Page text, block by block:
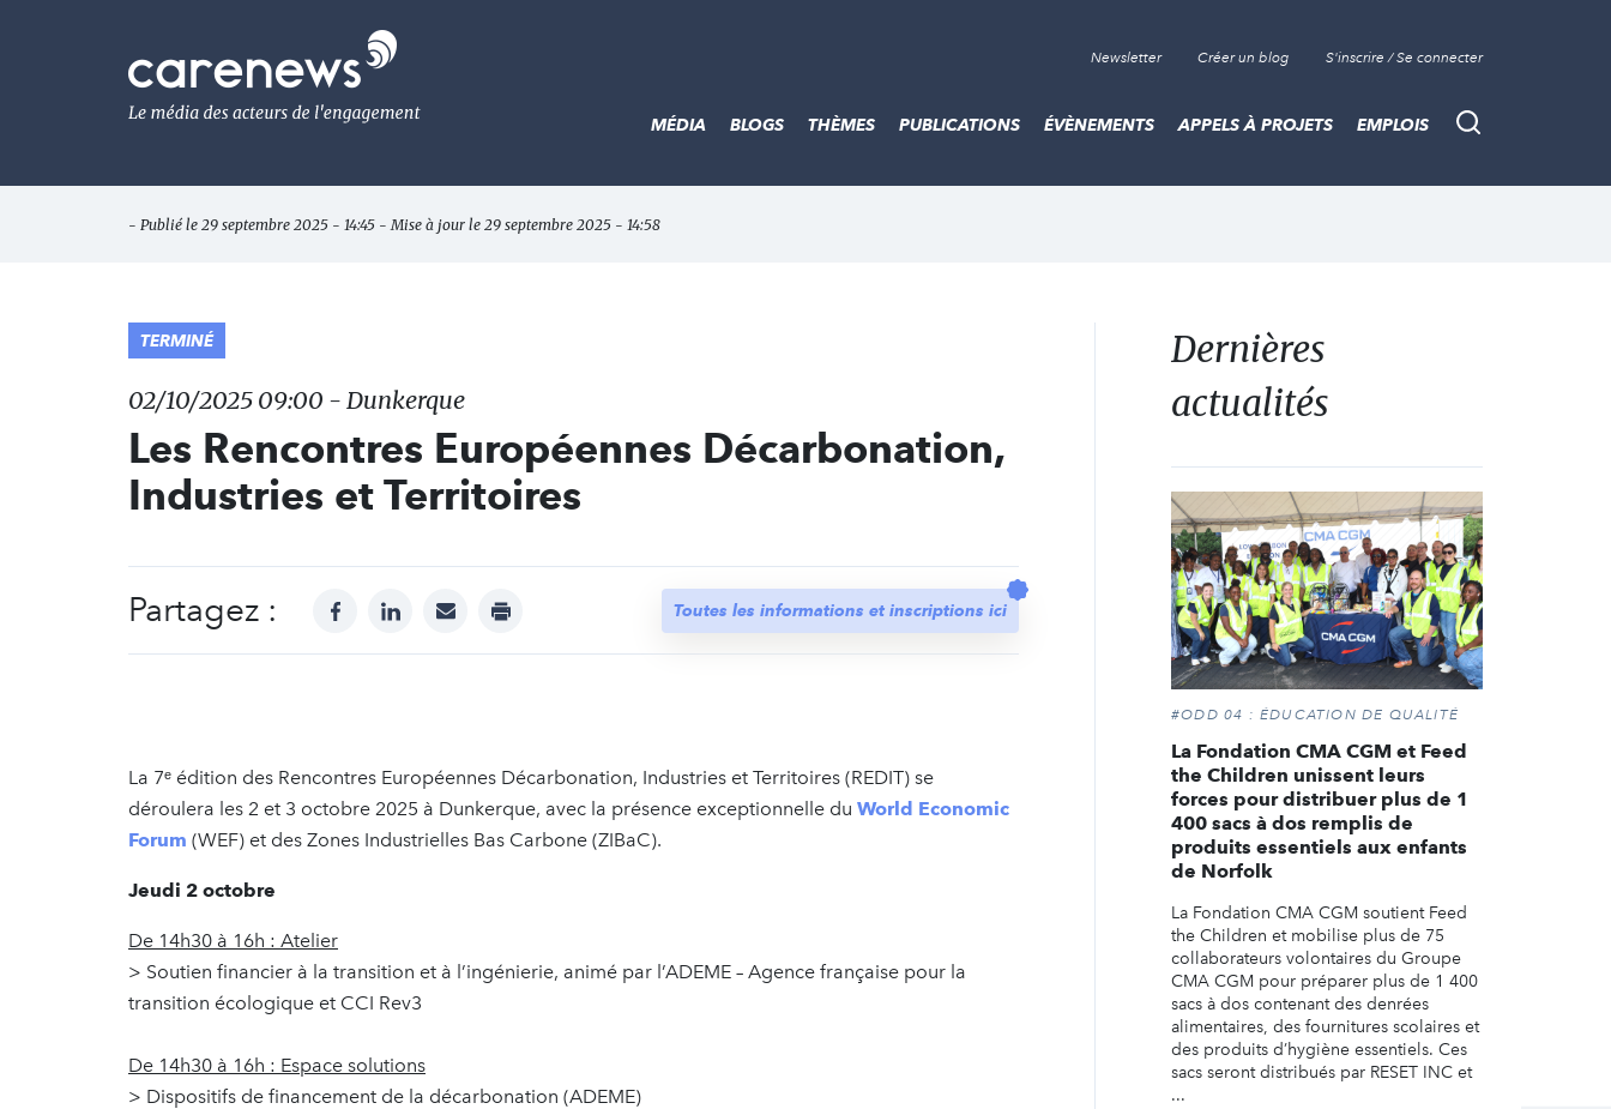
Le
média
de
l'engagement
Newsletter Créer un blog S'inscrire / Se connecter
Recherche
MÉDIA BLOGS THÈMES PUBLICATIONS ÉVÈNEMENTS APPELS À PROJETS EMPLOIS
- Publié le 29 septembre 2025 - 14:45 - Mise à jour le 29 septembre 2025 - 14:58
TERMINÉ
02/10/2025 09:00 - Dunkerque
Les Rencontres Européennes Décarbonation,
Industries et Territoires
Partagez : facebooklinkedinmail print Toutes les informations et inscriptions ici
La 7ᵉ édition des Rencontres Européennes Décarbonation, Industries et Territoires (REDIT) se
déroulera les 2 et 3 octobre 2025 à Dunkerque, avec la présence exceptionnelle du World Economic
Forum (WEF) et des Zones Industrielles Bas Carbone (ZIBaC).
Jeudi 2 octobre
De 14h30 à 16h : Atelier
> Soutien financier à la transition et à l’ingénierie, animé par l’ADEME – Agence française pour la
transition écologique et CCI Rev3
De 14h30 à 16h : Espace solutions
> Dispositifs de financement de la décarbonation (ADEME)
Dernières
actualités
#ODD 04 : ÉDUCATION DE QUALITÉ
La Fondation CMA CGM et Feed
the Children unissent leurs
forces pour distribuer plus de 1
400 sacs à dos remplis de
produits essentiels aux enfants
de Norfolk
La Fondation CMA CGM soutient Feed
the Children et mobilise plus de 75
collaborateurs volontaires du Groupe
CMA CGM pour préparer plus de 1 400
sacs à dos contenant des denrées
alimentaires, des fournitures scolaires et
des produits d’hygiène essentiels. Ces
sacs seront distribués par RESET INC et
...